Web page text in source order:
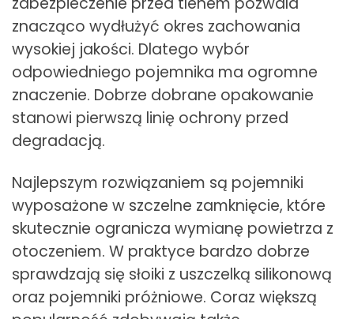
znacząco wydłużyć okres zachowania
wysokiej jakości. Dlatego wybór
odpowiedniego pojemnika ma ogromne
znaczenie. Dobrze dobrane opakowanie
stanowi pierwszą linię ochrony przed
degradacją.
Najlepszym rozwiązaniem są pojemniki
wyposażone w szczelne zamknięcie, które
skutecznie ogranicza wymianę powietrza z
otoczeniem. W praktyce bardzo dobrze
sprawdzają się słoiki z uszczelką silikonową
oraz pojemniki próżniowe. Coraz większą